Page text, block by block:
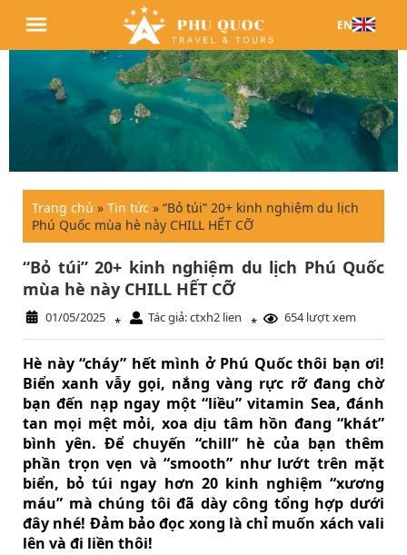
EN
Trang chủ » Tin tức » “Bỏ túi” 20+ kinh nghiệm du lịch
Phú Quốc mùa hè này CHILL HẾT CỠ
“Bỏ túi” 20+ kinh nghiệm du lịch Phú Quốc
mùa hè này CHILL HẾT CỠ
01/05/2025 * Tác giả: ctxh2 lien * 654 lượt xem
Hè này “cháy” hết mình ở Phú Quốc thôi bạn ơi!
Biển xanh vẫy gọi, nắng vàng rực rỡ đang chờ
bạn đến nạp ngay một “liều” vitamin Sea, đánh
tan mọi mệt mỏi, xoa dịu tâm hồn đang “khát”
bình yên. Để chuyến “chill” hè của bạn thêm
phần trọn vẹn và “smooth” như lướt trên mặt
biển, bỏ túi ngay hơn 20 kinh nghiệm “xương
máu” mà chúng tôi đã dày công tổng hợp dưới
đây nhé! Đảm bảo đọc xong là chỉ muốn xách vali
lên và đi liền thôi!